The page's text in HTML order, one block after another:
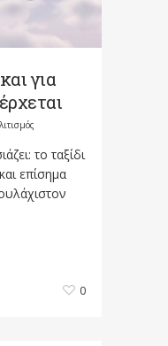
για
το ταξίδι
επίσημα
0